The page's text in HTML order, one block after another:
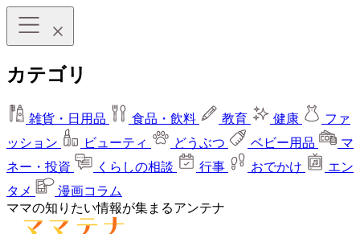
カテゴリ
雑貨・日用品 食品・飲料 教育 健康
ファ
ッション
ビューティ どうぶつ ベビー用品
マ
ネー・投資
くらしの相談 行事 おでかけ
エン
タメ
漫画コラム
ママの知りたい情報が集まるアンテナ